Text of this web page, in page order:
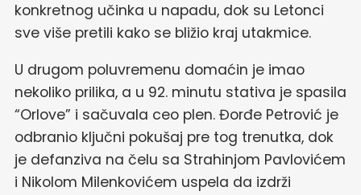
konkretnog učinka u napadu, dok su Letonci
sve više pretili kako se bližio kraj utakmice.
U drugom poluvremenu domaćin je imao
nekoliko prilika, a u 92. minutu stativa je spasila
“Orlove” i sačuvala ceo plen. Đorđe Petrović je
odbranio ključni pokušaj pre tog trenutka, dok
je defanziva na čelu sa Strahinjom Pavlovićem
i Nikolom Milenkovićem uspela da izdrži